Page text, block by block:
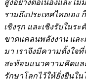
สูงอย่างต่อเนื่องและไม่
รวมถึงประเทศไทยเอง
เชิงรุก และเชิงรับในร
ขาดแคลนพลังงาน แล
มา เราจึงมีความตั้งใจ
สะท้อนแนวความคิดแล
รักษาโลกไว้ให้ยั่งยืนใ